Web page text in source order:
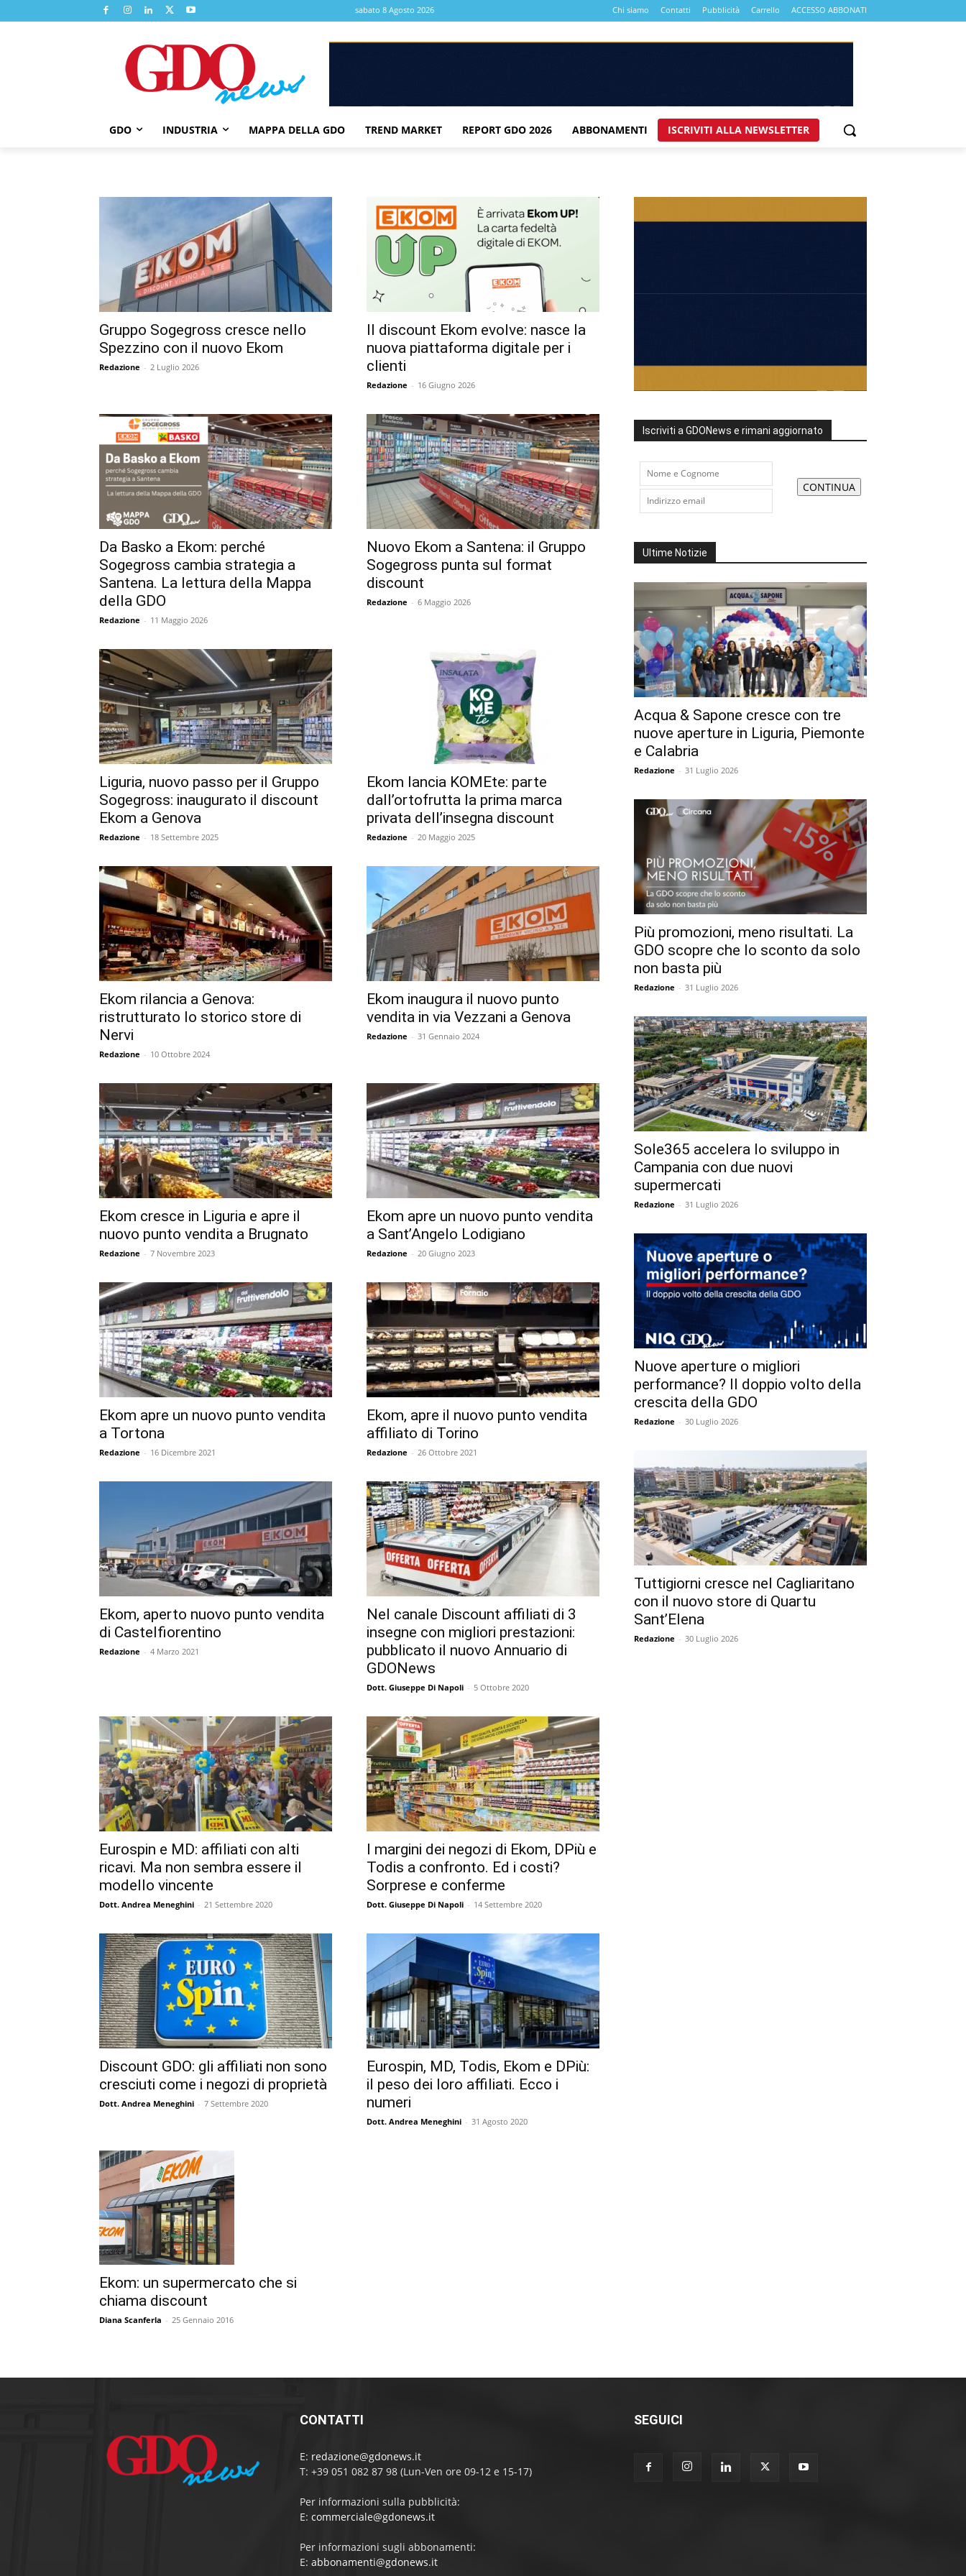
sabato 8 Agosto 2026 Chi siamo Contatti Pubblicità Carrello ACCESSO ABBONATI
GDO INDUSTRIA MAPPA DELLA GDO TREND MARKET REPORT GDO 2026 ABBONAMENTI ISCRIVITI ALLA NEWSLETTER
Gruppo Sogegross cresce nello
Spezzino con il nuovo Ekom
Redazione - 2 Luglio 2026
Il discount Ekom evolve: nasce la
nuova piattaforma digitale per i
clienti
Redazione - 16 Giugno 2026
Da Basko a Ekom: perché
Sogegross cambia strategia a
Santena. La lettura della Mappa
della GDO
Redazione - 11 Maggio 2026
Nuovo Ekom a Santena: il Gruppo
Sogegross punta sul format
discount
Redazione - 6 Maggio 2026
Liguria, nuovo passo per il Gruppo
Sogegross: inaugurato il discount
Ekom a Genova
Redazione - 18 Settembre 2025
Ekom lancia KOMEte: parte
dall’ortofrutta la prima marca
privata dell’insegna discount
Redazione - 20 Maggio 2025
Ekom rilancia a Genova:
ristrutturato lo storico store di
Nervi
Redazione - 10 Ottobre 2024
Ekom inaugura il nuovo punto
vendita in via Vezzani a Genova
Redazione - 31 Gennaio 2024
Ekom cresce in Liguria e apre il
nuovo punto vendita a Brugnato
Redazione - 7 Novembre 2023
Ekom apre un nuovo punto vendita
a Sant’Angelo Lodigiano
Redazione - 20 Giugno 2023
Ekom apre un nuovo punto vendita
a Tortona
Redazione - 16 Dicembre 2021
Ekom, apre il nuovo punto vendita
affiliato di Torino
Redazione - 26 Ottobre 2021
Ekom, aperto nuovo punto vendita
di Castelfiorentino
Redazione - 4 Marzo 2021
Nel canale Discount affiliati di 3
insegne con migliori prestazioni:
pubblicato il nuovo Annuario di
GDONews
Dott. Giuseppe Di Napoli - 5 Ottobre 2020
Eurospin e MD: affiliati con alti
ricavi. Ma non sembra essere il
modello vincente
Dott. Andrea Meneghini - 21 Settembre 2020
I margini dei negozi di Ekom, DPiù e
Todis a confronto. Ed i costi?
Sorprese e conferme
Dott. Giuseppe Di Napoli - 14 Settembre 2020
Discount GDO: gli affiliati non sono
cresciuti come i negozi di proprietà
Dott. Andrea Meneghini - 7 Settembre 2020
Eurospin, MD, Todis, Ekom e DPiù:
il peso dei loro affiliati. Ecco i
numeri
Dott. Andrea Meneghini - 31 Agosto 2020
Ekom: un supermercato che si
chiama discount
Diana Scanferla - 25 Gennaio 2016
Iscriviti a GDONews e rimani aggiornato
Ultime Notizie
Acqua & Sapone cresce con tre
nuove aperture in Liguria, Piemonte
e Calabria
Redazione - 31 Luglio 2026
Più promozioni, meno risultati. La
GDO scopre che lo sconto da solo
non basta più
Redazione - 31 Luglio 2026
Sole365 accelera lo sviluppo in
Campania con due nuovi
supermercati
Redazione - 31 Luglio 2026
Nuove aperture o migliori
performance? Il doppio volto della
crescita della GDO
Redazione - 30 Luglio 2026
Tuttigiorni cresce nel Cagliaritano
con il nuovo store di Quartu
Sant’Elena
Redazione - 30 Luglio 2026
CONTATTI
E: redazione@gdonews.it
T: +39 051 082 87 98 (Lun-Ven ore 09-12 e 15-17)
Per informazioni sulla pubblicità:
E: commerciale@gdonews.it
Per informazioni sugli abbonamenti:
E: abbonamenti@gdonews.it
SEGUICI